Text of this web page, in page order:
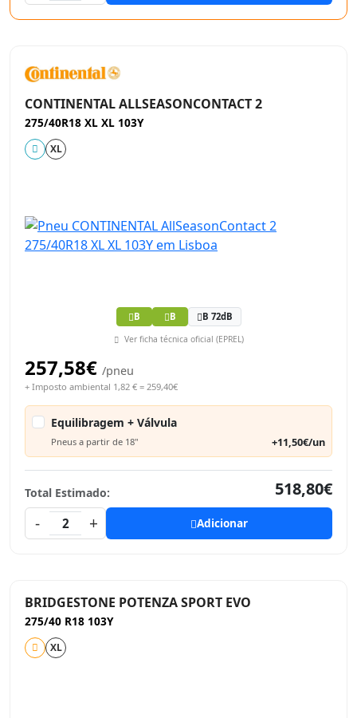
CONTINENTAL ALLSEASONCONTACT 2
275/40R18 XL XL 103Y
XL
B B B 72dB
Ver ficha técnica oficial (EPREL)
257,58€ /pneu
+ Imposto ambiental 1,82 € = 259,40€
Equilibragem + Válvula
Pneus a partir de 18" +11,50€/un
Total Estimado:
518,80€
-
2 + Adicionar
BRIDGESTONE POTENZA SPORT EVO
275/40 R18 103Y
XL